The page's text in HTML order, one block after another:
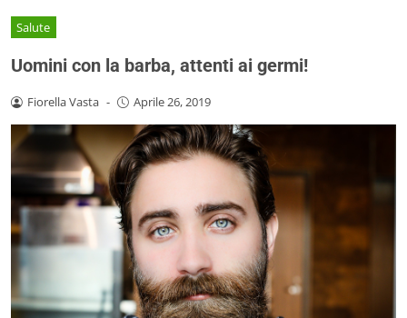
Salute
Uomini con la barba, attenti ai germi!
Fiorella Vasta - Aprile 26, 2019